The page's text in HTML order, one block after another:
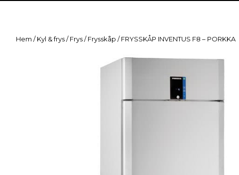
Hem /Kyl & frys/Frys/Frysskåp / FRYSSKÅP INVENTUS F8 – PORKKA